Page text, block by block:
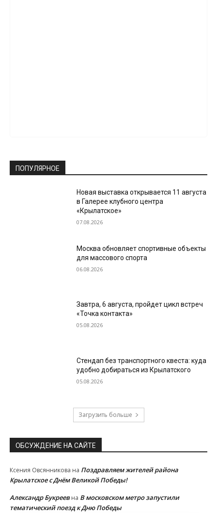
ПОПУЛЯРНОЕ
Новая выставка открывается 11 августа
в Галерее клубного центра
«Крылатское»
07.08.2026
Москва обновляет спортивные объекты
для массового спорта
06.08.2026
Завтра, 6 августа, пройдет цикл встреч
«Точка контакта»
05.08.2026
Стендап без транспортного квеста: куда
удобно добираться из Крылатского
05.08.2026
Загрузить больше
ОБСУЖДЕНИЕ НА САЙТЕ
Ксения Овсянникова на Поздравляем жителей района
Крылатское с Днём Великой Победы!
Александр Букреевна В московском метро запустили
тематический поезд к Дню Победы